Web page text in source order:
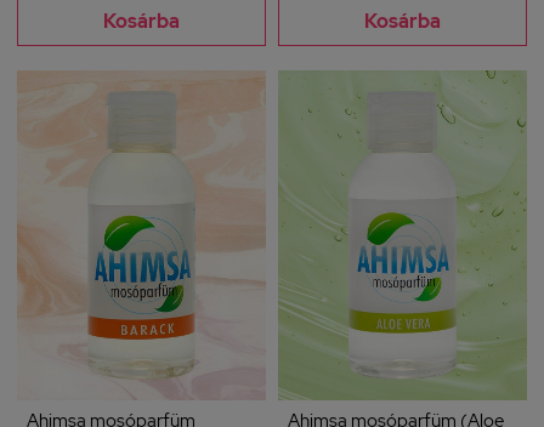
Kosárba Kosárba
Ahimsa mosóparfüm
Ahimsa mosóparfüm (Aloe